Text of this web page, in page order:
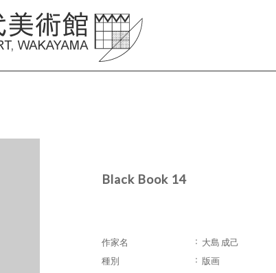
Black Book 14
作家名
大島 成己
種別
版画